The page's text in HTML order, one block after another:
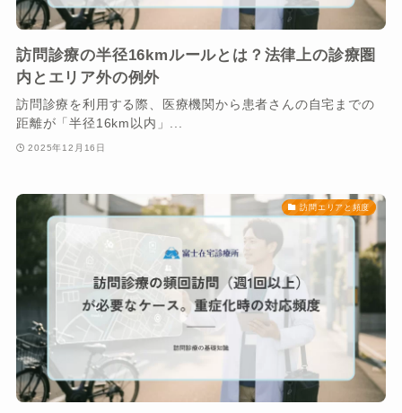
訪問診療の半径16kmルールとは？法律上の診療圏
内とエリア外の例外
訪問診療を利用する際、医療機関から患者さんの自宅までの
距離が「半径16km以内」...
2025年12月16日
訪問エリアと頻度